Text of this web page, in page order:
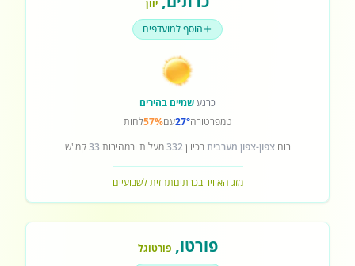
יוון
הוסף למועדפים
כרגעשמיים בהירים
טמפרטורה27°עם57%לחות
רוחצפון-צפון מערביתבכיוון332מעלות ובמהירות 33קמ"ש
מזג האוויר בכרתיםתחזית לשבועיים
פורטו,פורטוגל